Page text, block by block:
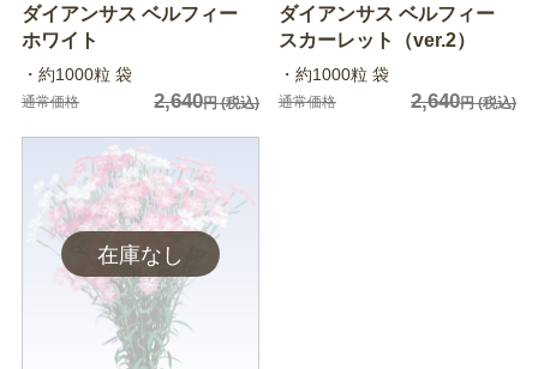
ダイアンサス ベルフィー
ホワイト
・約1000粒 袋
通常価格 2,640円(税込)
ダイアンサス ベルフィー
スカーレット（ver.2）
・約1000粒 袋
通常価格 2,640円(税込)